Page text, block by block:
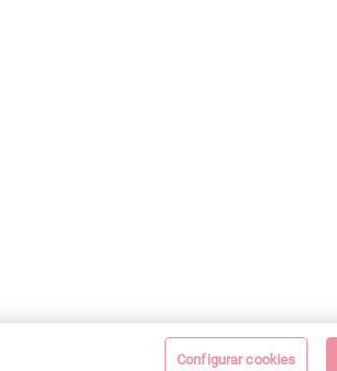
Configurar cookies